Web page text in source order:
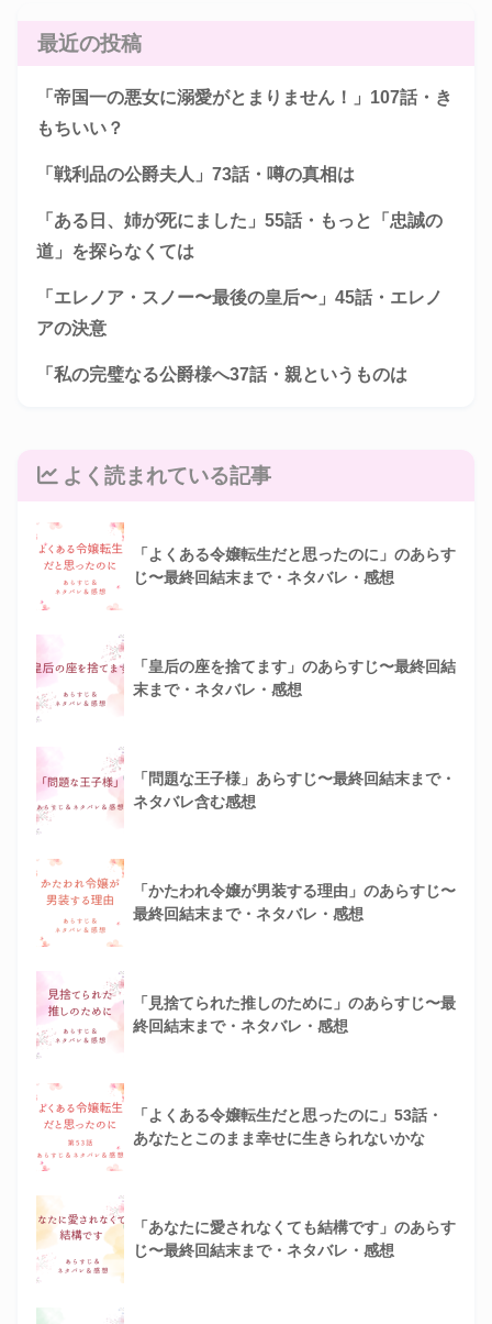
最近の投稿
「帝国一の悪女に溺愛がとまりません！」107話・き
もちいい？
「戦利品の公爵夫人」73話・噂の真相は
「ある日、姉が死にました」55話・もっと「忠誠の
道」を探らなくては
「エレノア・スノー〜最後の皇后〜」45話・エレノ
アの決意
「私の完璧なる公爵様へ37話・親というものは
よく読まれている記事
「よくある令嬢転生だと思ったのに」のあらす
じ〜最終回結末まで・ネタバレ・感想
「皇后の座を捨てます」のあらすじ〜最終回結
末まで・ネタバレ・感想
「問題な王子様」あらすじ〜最終回結末まで・
ネタバレ含む感想
「かたわれ令嬢が男装する理由」のあらすじ〜
最終回結末まで・ネタバレ・感想
「見捨てられた推しのために」のあらすじ〜最
終回結末まで・ネタバレ・感想
「よくある令嬢転生だと思ったのに」53話・
あなたとこのまま幸せに生きられないかな
「あなたに愛されなくても結構です」のあらす
じ〜最終回結末まで・ネタバレ・感想